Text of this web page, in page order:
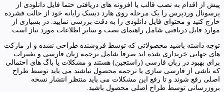
پیش از اقدام به نصب قالب یا افزونه های دریافتی حتما فایل دانلودی از
پرسونال وردپرس را یک مرحله روی هارد دیسک رایانه خود از حالت فشرده
خارج کنید و محتوای فایل دانلودی را به دقت بررسی نمایید. در بسیاری از
موارد فایل دریافتی شامل راهنمای نصب و سایر اطلاعات مورد نیاز است.
توجه داشته باشید محصولاتی که توسط فروشنده طراحی نشده و از مارکت
های جهانی خریداری شده اند صرفا شامل ترجمه زبان فارسی و تغییرات
برای بهبود در زبان فارسی (راستچین) هستند و مشکلات یا باگ های احتمالی
که ناشی از فارسی سازی یا ترجمه محصول نباشند می باید توسط طراح
اصلی رفع شوند و تا رفع این مشکلات می باید منتظر انتشار نسخه
بروزرسانی توسط طراح اصلی محصول باشید.